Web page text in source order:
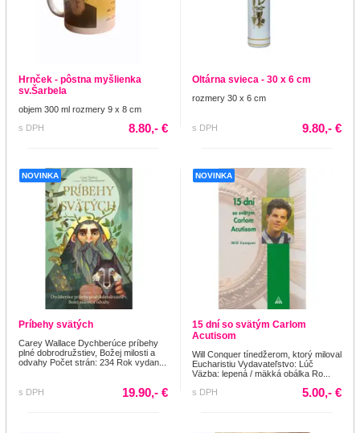
Hrnček - pôstna myšlienka
sv.Šarbela
objem 300 ml rozmery 9 x 8 cm
s DPH
8.80,- €
Oltárna svieca - 30 x 6 cm
rozmery 30 x 6 cm
s DPH 9.80,- €
NOVINKA
Príbehy svätých
Carey Wallace Dychberúce príbehy
plné dobrodružstiev, Božej milosti a
odvahy Počet strán: 234 Rok vydan...
s DPH 19.90,- €
NOVINKA
15 dní so svätým Carlom
Acutisom
Will Conquer tínedžerom, ktorý miloval
Eucharistiu Vydavateľstvo: Lúč
Väzba: lepená / mäkká obálka Ro...
s DPH
5.00,- €